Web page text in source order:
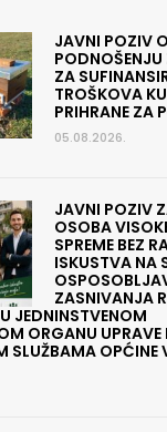
JAVNI POZIV O
ZA
TROŠKOVA
PRIHRANE ZA
05.08.2026.
JAVNI POZIV
OSOBA
SPREME BEZ
ISKUSTVA NA
ZASNIVANJA
JEDNINSTVENOM
ORGANU UPRAVE I
SLUŽBAMA